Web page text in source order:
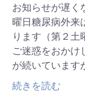
お知らせが遅く
曜日糖尿病外来
ります（第２土
ご迷惑をおかけ
が続いています
続きを読む